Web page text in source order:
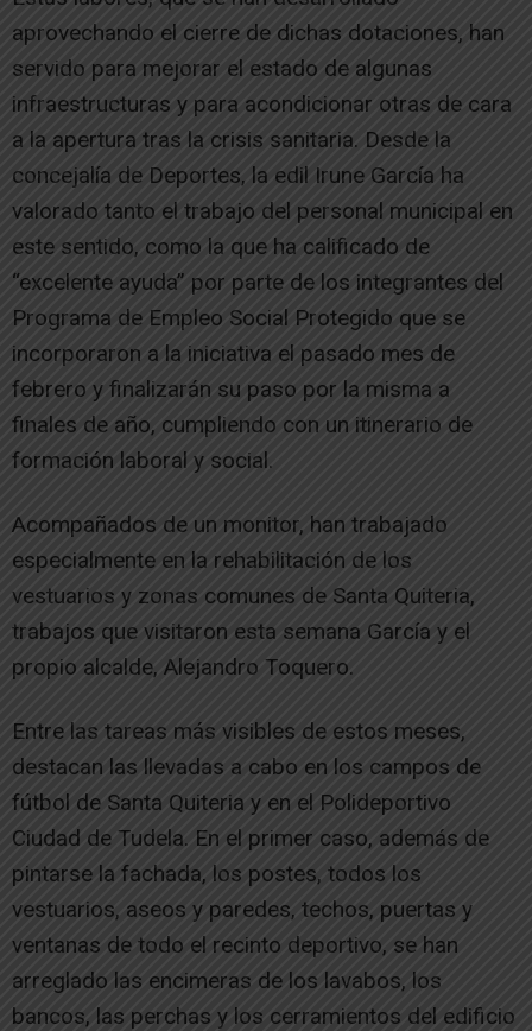
aprovechando el cierre de dichas dotaciones, han
servido para mejorar el estado de algunas
infraestructuras y para acondicionar otras de cara
a la apertura tras la crisis sanitaria. Desde la
concejalía de Deportes, la edil Irune García ha
valorado tanto el trabajo del personal municipal en
este sentido, como la que ha calificado de
“excelente ayuda” por parte de los integrantes del
Programa de Empleo Social Protegido que se
incorporaron a la iniciativa el pasado mes de
febrero y finalizarán su paso por la misma a
finales de año, cumpliendo con un itinerario de
formación laboral y social.
Acompañados de un monitor, han trabajado
especialmente en la rehabilitación de los
vestuarios y zonas comunes de Santa Quiteria,
trabajos que visitaron esta semana García y el
propio alcalde, Alejandro Toquero.
Entre las tareas más visibles de estos meses,
destacan las llevadas a cabo en los campos de
fútbol de Santa Quiteria y en el Polideportivo
Ciudad de Tudela. En el primer caso, además de
pintarse la fachada, los postes, todos los
vestuarios, aseos y paredes, techos, puertas y
ventanas de todo el recinto deportivo, se han
arreglado las encimeras de los lavabos, los
bancos, las perchas y los cerramientos del edificio